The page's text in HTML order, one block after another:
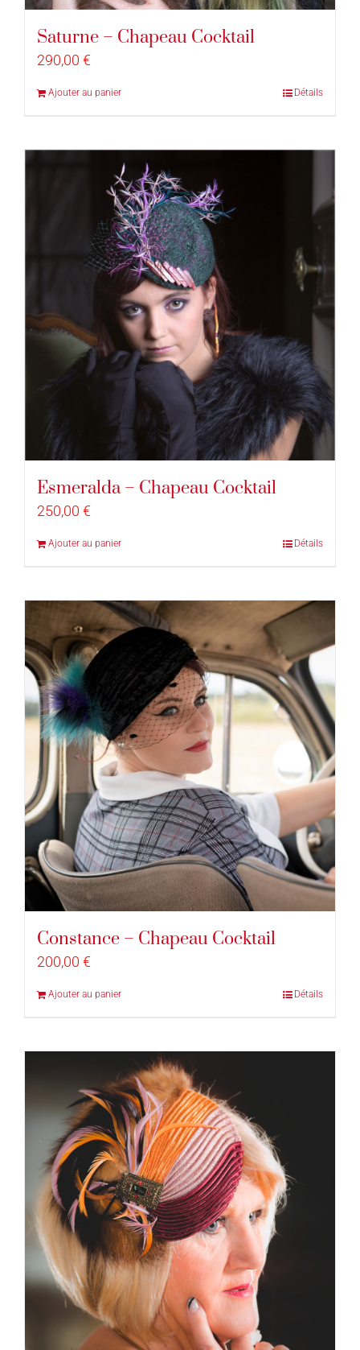
Saturne – Chapeau Cocktail
290,00 €
Ajouter au panier Détails
Esmeralda – Chapeau Cocktail
250,00 €
Ajouter au panier Détails
Constance – Chapeau Cocktail
200,00 €
Ajouter au panier Détails